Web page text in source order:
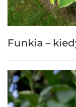
Funkia –